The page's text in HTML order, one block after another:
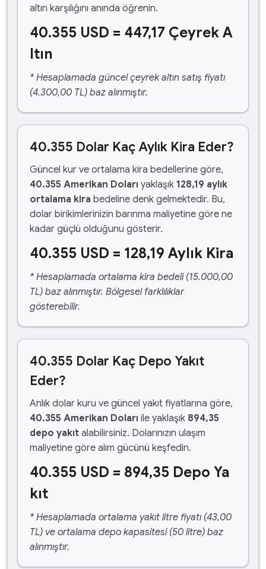
altın karşılığını anında öğrenin.
40.355 USD = 447,17 Çeyrek A
ltın
* Hesaplamada güncel çeyrek altın satış fiyatı
(4.300,00 TL) baz alınmıştır.
40.355 Dolar Kaç Aylık Kira Eder?
Güncel kur ve ortalama kira bedellerine göre,
40.355 Amerikan Doları yaklaşık 128,19 aylık
ortalama kira bedeline denk gelmektedir. Bu,
dolar birikimlerinizin barınma maliyetine göre ne
kadar güçlü olduğunu gösterir.
40.355 USD = 128,19 Aylık Kira
* Hesaplamada ortalama kira bedeli (15.000,00
TL) baz alınmıştır. Bölgesel farklılıklar
gösterebilir.
40.355 Dolar Kaç Depo Yakıt
Eder?
Anlık dolar kuru ve güncel yakıt fiyatlarına göre,
40.355 Amerikan Doları ile yaklaşık 894,35
depo yakıt alabilirsiniz. Dolarınızın ulaşım
maliyetine göre alım gücünü keşfedin.
40.355 USD = 894,35 Depo Ya
kıt
* Hesaplamada ortalama yakıt litre fiyatı (43,00
TL) ve ortalama depo kapasitesi (50 litre) baz
alınmıştır.